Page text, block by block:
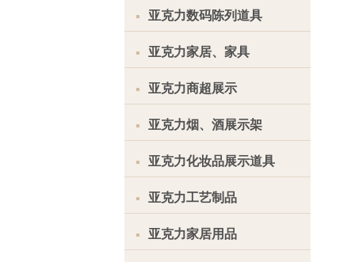
亚克力数码陈列道具
亚克力家居、家具
亚克力商超展示
亚克力烟、酒展示架
亚克力化妆品展示道具
亚克力工艺制品
亚克力家居用品